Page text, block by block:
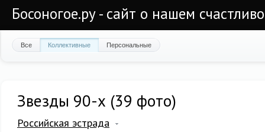
Босоногое.ру - сайт о нашем
Все Коллективные Персональные
Звезды 90-х (39 фото)
Российская эстрада